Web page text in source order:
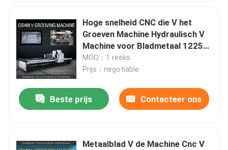
Hoge snelheid CNC die V het
Groeven Machine Hydraulisch V
Machine voor Bladmetaal 1225
groeven
MOQ：1 reeks
Prijs：negotiable
Beste prijs Contacteer ons
Metaalblad V de Machine Cnc V